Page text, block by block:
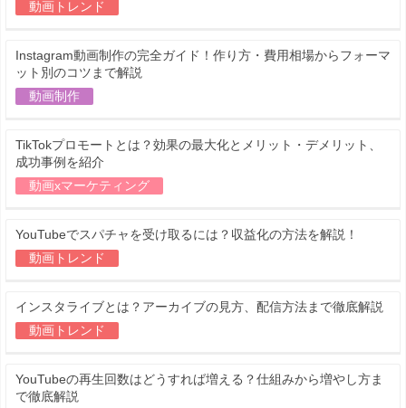
動画トレンド
Instagram動画制作の完全ガイド！作り方・費用相場からフォーマ
ット別のコツまで解説
動画制作
TikTokプロモートとは？効果の最大化とメリット・デメリット、
成功事例を紹介
動画xマーケティング
YouTubeでスパチャを受け取るには？収益化の方法を解説！
動画トレンド
インスタライブとは？アーカイブの見方、配信方法まで徹底解説
動画トレンド
YouTubeの再生回数はどうすれば増える？仕組みから増やし方ま
で徹底解説